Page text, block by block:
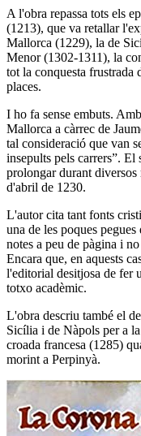
A l'obra repassa tots els
(1213), que va retallar
Mallorca (1229), la de
Menor (1302-1311), la
tot la conquesta frustrada
places.
I ho fa sense embuts.
Mallorca a càrrec de
tal consideració que van
insepults pels carrers”. El
prolongar durant
d'abril de 1230.
L'autor cita tant fonts
una de les poques
notes a peu de pàgina i
Encara que, en aquests
l'editorial desitjosa de fer
totxo acadèmic.
L'obra descriu també el
Sicília i de Nàpols per a
croada francesa (1285)
morint a Perpinyà.